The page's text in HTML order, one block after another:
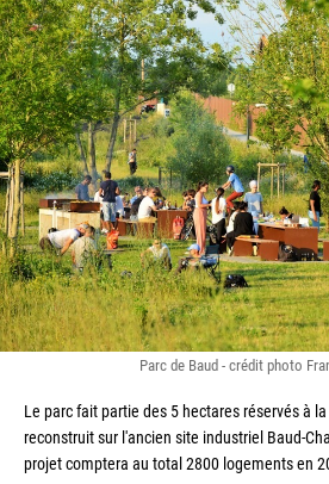
Parc de Baud - crédit photo
Le parc fait partie des 5 hectares réservés à
reconstruit sur l'ancien site industriel Baud-
projet comptera au total 2800 logements en